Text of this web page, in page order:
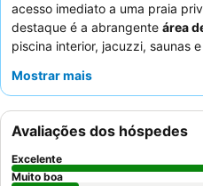
acesso imediato a uma praia
destaque é a abrangente área
piscina interior, jacuzzi, saunas
remos gratuitos para atividades
prestativos, e as diversas e
incluindo um rico buffet de
locais e excelente cozinha
experiência, considere quartos
Mostrar mais
Avaliações dos hóspedes
Excelente
Muito boa